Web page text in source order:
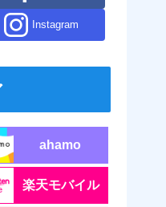
Instagram
ahamo
楽天モバイル